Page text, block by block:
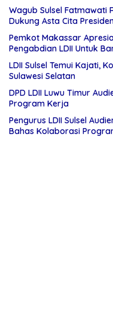
Wagub Sulsel Fatmawati
Dukung Asta Cita
Pemkot Makassar
Pengabdian LDII Untuk
LDII Sulsel Temui Kajati,
Sulawesi Selatan
DPD LDII Luwu Timur
Program Kerja
Pengurus LDII Sulsel
Bahas Kolaborasi